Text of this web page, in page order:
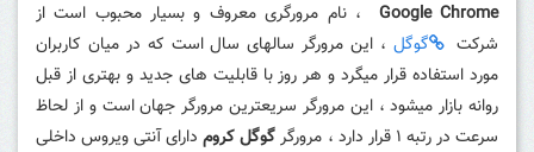
Google Chrome ، نام مرورگری معروف و بسیار محبوب است از
شرکت
گوگل ، این مرورگر سالهای سال است که در میان کاربران
مورد استفاده قرار میگرد و هر روز با قابلیت های جدید و بهتری از قبل
روانه بازار میشود ، این مرورگر سریعترین مرورگر جهان است و از لحاظ
سرعت در رتبه ۱ قرار دارد ، مرورگر
گوگل کرومدارای آنتی ویروس داخلی